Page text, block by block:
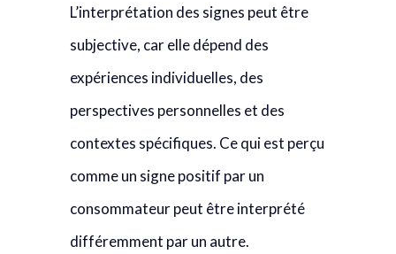
L’interprétation des signes peut être
subjective, car elle dépend des
expériences individuelles, des
perspectives personnelles et des
contextes spécifiques. Ce qui est perçu
comme un signe positif par un
consommateur peut être interprété
différemment par un autre.